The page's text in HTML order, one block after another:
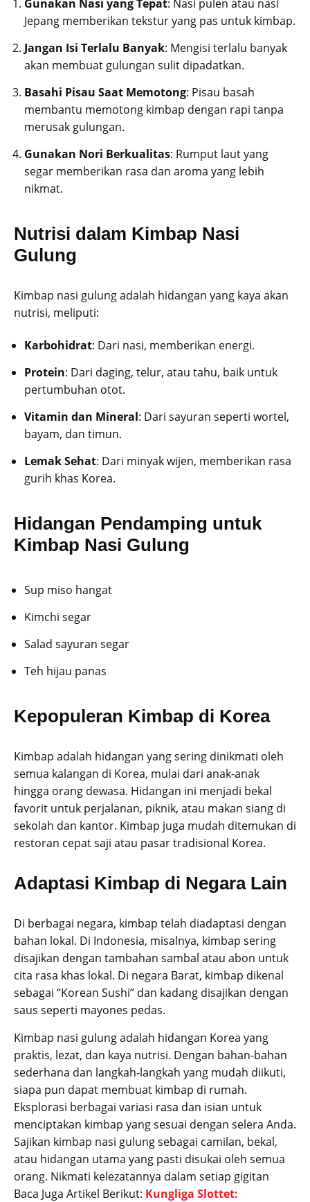
Gunakan Nasi yang Tepat: Nasi pulen atau nasi
Jepang memberikan tekstur yang pas untuk kimbap.
Jangan Isi Terlalu Banyak: Mengisi terlalu banyak
akan membuat gulungan sulit dipadatkan.
Basahi Pisau Saat Memotong: Pisau basah
membantu memotong kimbap dengan rapi tanpa
merusak gulungan.
Gunakan Nori Berkualitas: Rumput laut yang
segar memberikan rasa dan aroma yang lebih
nikmat.
Nutrisi dalam Kimbap Nasi
Gulung
Kimbap nasi gulung adalah hidangan yang kaya akan
nutrisi, meliputi:
Karbohidrat: Dari nasi, memberikan energi.
Protein: Dari daging, telur, atau tahu, baik untuk
pertumbuhan otot.
Vitamin dan Mineral: Dari sayuran seperti wortel,
bayam, dan timun.
Lemak Sehat: Dari minyak wijen, memberikan rasa
gurih khas Korea.
Hidangan Pendamping untuk
Kimbap Nasi Gulung
Sup miso hangat
Kimchi segar
Salad sayuran segar
Teh hijau panas
Kepopuleran Kimbap di Korea
Kimbap adalah hidangan yang sering dinikmati oleh
semua kalangan di Korea, mulai dari anak-anak
hingga orang dewasa. Hidangan ini menjadi bekal
favorit untuk perjalanan, piknik, atau makan siang di
sekolah dan kantor. Kimbap juga mudah ditemukan di
restoran cepat saji atau pasar tradisional Korea.
Adaptasi Kimbap di Negara Lain
Di berbagai negara, kimbap telah diadaptasi dengan
bahan lokal. Di Indonesia, misalnya, kimbap sering
disajikan dengan tambahan sambal atau abon untuk
cita rasa khas lokal. Di negara Barat, kimbap dikenal
sebagai “Korean Sushi” dan kadang disajikan dengan
saus seperti mayones pedas.
Kimbap nasi gulung adalah hidangan Korea yang
praktis, lezat, dan kaya nutrisi. Dengan bahan-bahan
sederhana dan langkah-langkah yang mudah diikuti,
siapa pun dapat membuat kimbap di rumah.
Eksplorasi berbagai variasi rasa dan isian untuk
menciptakan kimbap yang sesuai dengan selera Anda.
Sajikan kimbap nasi gulung sebagai camilan, bekal,
atau hidangan utama yang pasti disukai oleh semua
orang. Nikmati kelezatannya dalam setiap gigitan
Baca Juga Artikel Berikut: Kungliga Slottet: